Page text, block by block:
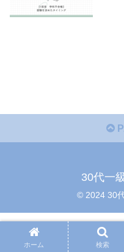
30代一
© 2024 30
ホーム 検索